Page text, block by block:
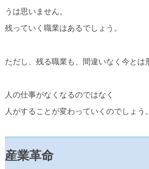
うは思いません。
残っていく職業はあるでしょう。
ただし、残る職業も、間違いなく今とは
人の仕事がなくなるのではなく
人がすることが変わっていくのでしょう。
産業革命